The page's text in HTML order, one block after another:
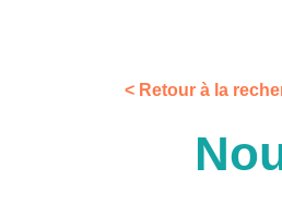
< Retour à la